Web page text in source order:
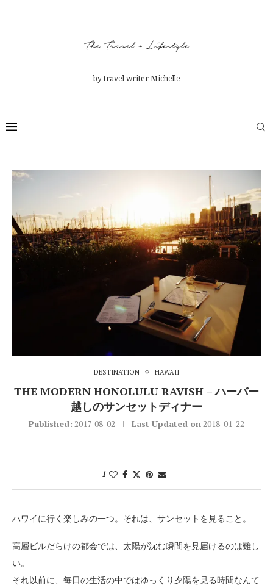
by travel writer Michelle
DESTINATION HAWAII
THE MODERN HONOLULU RAVISH – ハーバー
越しのサンセットディナー
Published: 2017-08-02 Last Updated on2018-01-22
1
ハワイに行く楽しみの一つ。それは、サンセットを見ること。
高層ビルだらけの都会では、太陽が沈む瞬間を見届けるのは難し
い。
それ以前に、毎日の生活の中ではゆっくり夕陽を見る時間なんて